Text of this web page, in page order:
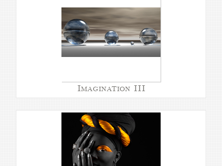
Imagination III